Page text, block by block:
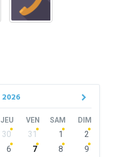
2026
JEU VEN SAM DIM
30 31 1
2
6 7 8
9